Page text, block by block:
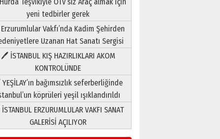
yeni tedbirler gerek
Vakfı’nda Kadim Şehirden
Uzanan Hat Sanatı Sergisi
🖊 İSTANBUL KIŞ HAZIRLIKLARI AKOM
KONTROLÜNDE
bağımsızlık seferberliğinde
köprüleri yeşil ışıklandırıldı
ERZURUMLULAR VAKFI SANAT
GALERİSİ AÇILIYOR
Neşat YALÇIN
Paranın Aile Kültüründeki Yeri
03 Ağustos 2026 Pazartesi
Yıldırım Gündoğdu
HAVVA’NIN ÜÇ KIZI
09 Temmuz 2026 Perşembe
Yusuf POLAT
Şampiyonluk Sebahattin